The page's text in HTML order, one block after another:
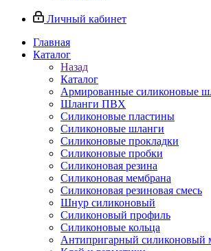
Личный кабинет
Главная
Каталог
Назад
Каталог
Армированные силиконовые
Шланги ПВХ
Силиконовые пластины
Силиконовые шланги
Силиконовые прокладки
Силиконовые пробки
Силиконовая резина
Силиконовая мембрана
Силиконовая резиновая смесь
Шнур силиконовый
Силиконовый профиль
Силиконовые кольца
Антипригарный силиконовый